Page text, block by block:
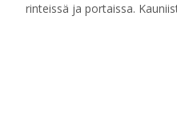
rinteissä ja portaissa.